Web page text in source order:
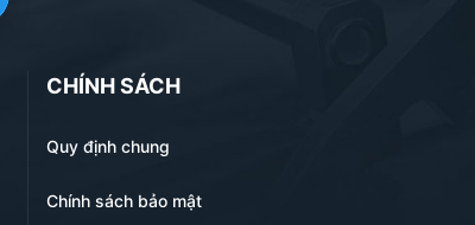
CHÍNH SÁCH
Quy định chung
Chính sách bảo mật